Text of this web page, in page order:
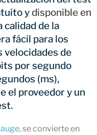
renueva el servidor
de DNS
2026
2025
ydisponible en
calidad de la
fácil para los
velocidades de
por segundo
(ms),
el proveedor y un
, se convierte en